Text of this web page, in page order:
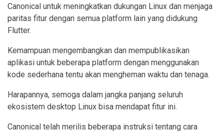
Canonical untuk meningkatkan dukungan Linux dan menjaga
paritas fitur dengan semua platform lain yang didukung
Flutter.
Kemampuan mengembangkan dan mempublikasikan
aplikasi untuk beberapa platform dengan menggunakan
kode sederhana tentu akan mengheman waktu dan tenaga.
Harapannya, semoga dalam jangka panjang seluruh
ekosistem desktop Linux bisa mendapat fitur ini.
Canonical telah merilis beberapa instruksi tentang cara